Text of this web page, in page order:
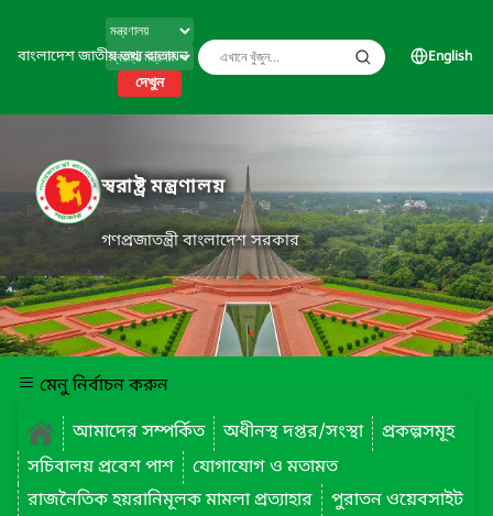
বাংলাদেশ জাতীয় তথ্য বাতায়ন
দেখুন
English
স্বরাষ্ট্র মন্ত্রণালয়
গণপ্রজাতন্ত্রী বাংলাদেশ সরকার
মেনু নির্বাচন করুন
আমাদের সম্পর্কিত
অধীনস্থ দপ্তর/সংস্থা
প্রকল্পসমূহ
সচিবালয় প্রবেশ পাশ
যোগাযোগ ও মতামত
রাজনৈতিক হয়রানিমূলক মামলা প্রত্যাহার
পুরাতন ওয়েবসাইট